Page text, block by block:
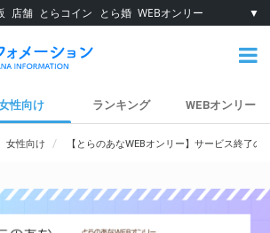
店舗 とらコイン とら婚 WEBオンリー ▼
性向け ランキング WEBオンリー
女性向け 【とらのあなWEBオンリー】サービス終了の